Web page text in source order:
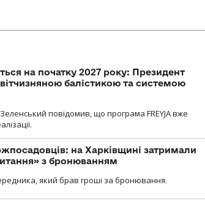
на початку 2027 року: Президент
балістикою та системою
повідомив, що програма FREYJA вже
на Харківщині затримали
з бронюванням
який брав гроші за бронювання.